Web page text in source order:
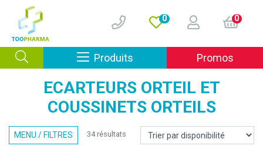
0 0
Produits Afficher la navigation
Promos
ECARTEURS ORTEIL ET
COUSSINETS ORTEILS
MENU / FILTRES 34 résultats